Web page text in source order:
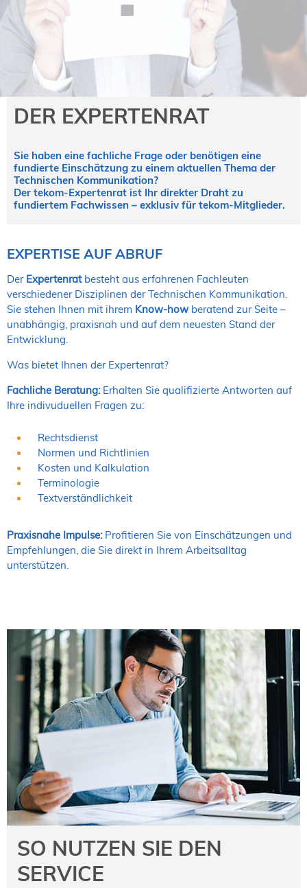
NORDIC TechKomm Kopenhagen
23.-24. September 2026
tekom-Jahrestagung 2026
10.-12. November, 2026 in Stuttgart
Mitglied werden
Expertenrat
Stellenangebote
Stellengesuche
Dienstleister
Regionalgruppen
DER EXPERTENRAT
Sie haben eine fachliche Frage oder benötigen eine
fundierte Einschätzung zu einem aktuellen Thema der
Technischen Kommunikation?
Der tekom-Expertenrat ist Ihr direkter Draht zu
fundiertem Fachwissen – exklusiv für tekom-Mitglieder.
EXPERTISE AUF ABRUF
DerExpertenratbesteht aus erfahrenen Fachleuten
verschiedener Disziplinen der Technischen Kommunikation.
Sie stehen Ihnen mit ihrem Know-how beratend zur Seite –
unabhängig, praxisnah und auf dem neuesten Stand der
Entwicklung.
Was bietet Ihnen der Expertenrat?
Fachliche Beratung:Erhalten Sie qualifizierte Antworten auf
Ihre indivuduellen Fragen zu:
Rechtsdienst
Normen und Richtlinien
Kosten und Kalkulation
Terminologie
Textverständlichkeit
Praxisnahe Impulse:Profitieren Sie von Einschätzungen und
Empfehlungen, die Sie direkt in Ihrem Arbeitsalltag
unterstützen.
SO NUTZEN SIE DEN
SERVICE